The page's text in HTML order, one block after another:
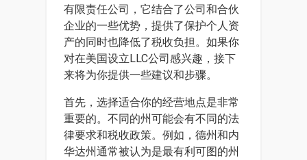
有限责任公司，它结合了公司和合伙
企业的一些优势，提供了保护个人资
产的同时也降低了税收负担。如果你
对在美国设立LLC公司感兴趣，接下
来将为你提供一些建议和步骤。
首先，选择适合你的经营地点是非常
重要的。不同的州可能会有不同的法
律要求和税收政策。例如，德州和内
华达州通常被认为是最有利可图的州